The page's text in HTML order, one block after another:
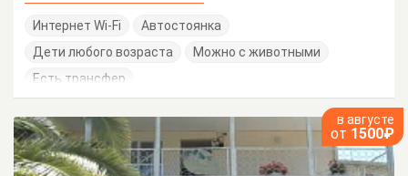
Интернет Wi-Fi
Автостоянка
Дети любого возраста
Можно с животными
Есть трансфер
в августе
от 1500₽